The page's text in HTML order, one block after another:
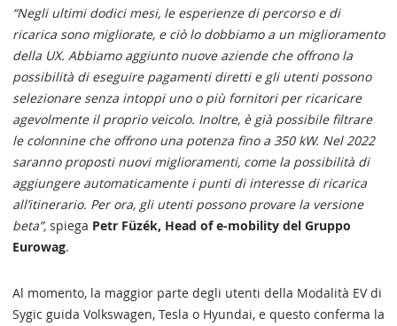
“Negli ultimi dodici mesi, le esperienze di percorso e di
ricarica sono migliorate, e ciò lo dobbiamo a un miglioramento
della UX. Abbiamo aggiunto nuove aziende che offrono la
possibilità di eseguire pagamenti diretti e gli utenti possono
selezionare senza intoppi uno o più fornitori per ricaricare
agevolmente il proprio veicolo. Inoltre, è già possibile filtrare
le colonnine che offrono una potenza fino a 350 kW. Nel 2022
saranno proposti nuovi miglioramenti, come la possibilità di
aggiungere automaticamente i punti di interesse di ricarica
all’itinerario. Per ora, gli utenti possono provare la versione
beta”, spiega Petr Füzék, Head of e-mobility del Gruppo
Eurowag.
Al momento, la maggior parte degli utenti della Modalità EV di
Sygic guida Volkswagen, Tesla o Hyundai, e questo conferma la